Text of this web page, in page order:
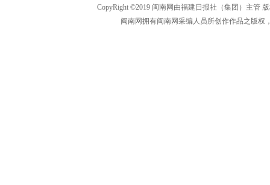
CopyRight ©2019 闽南网由福建日报社（集团）主管
闽南网拥有闽南网采编人员所创作作品之版